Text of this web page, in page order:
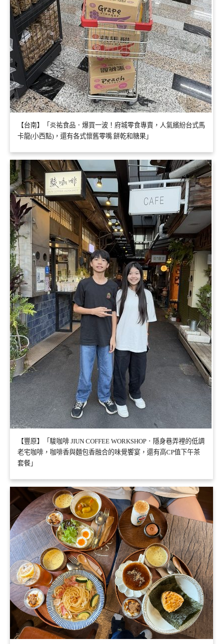
【台南】「炎祐食品．爆買一波！府城零食專賣，人氣繽紛台式馬
卡龍(小西點)，還有各式懷舊零嘴.餅乾和糖果」
【豐原】「駿咖啡 JIUN COFFEE WORKSHOP．隱身巷弄裡的低調
老宅咖啡，咖啡香與麵包香融合的味覺饗宴，還有高CP值下午茶
套餐」